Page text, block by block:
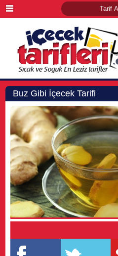
Buz Gibi İçecek Tarifi